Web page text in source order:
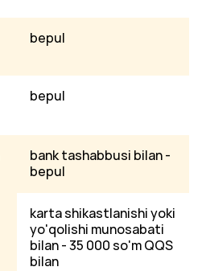
bepul
bepul
bank tashabbusi bilan -
bepul
karta shikastlanishi yoki
yo'qolishi munosabati
bilan - 35 000 so'm QQS
bilan